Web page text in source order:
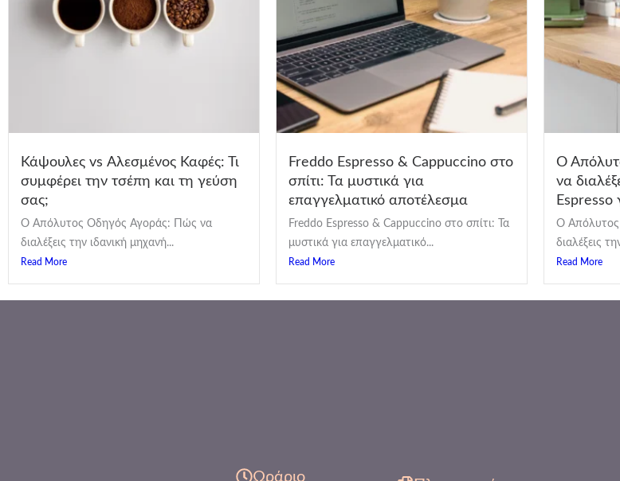
Κάψουλες vs Αλεσμένος Καφές: Τι
συμφέρει την τσέπη και τη γεύση
σας;
Ο Απόλυτος Οδηγός Αγοράς: Πώς να
διαλέξεις την ιδανική μηχανή...
Read More
Freddo Espresso & Cappuccino στο
σπίτι: Τα μυστικά για
επαγγελματικό αποτέλεσμα
Freddo Espresso & Cappuccino στο σπίτι: Τα
μυστικά για επαγγελματικό...
Read More
Ο
να
Espresso
Ο
διαλέξεις
Read More
Ωράριο